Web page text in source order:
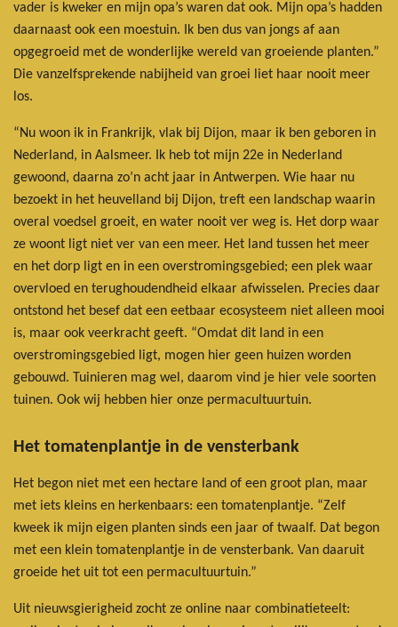
vader is kweker en mijn opa’s waren dat ook. Mijn opa’s hadden
daarnaast ook een moestuin. Ik ben dus van jongs af aan
opgegroeid met de wonderlijke wereld van groeiende planten.”
Die vanzelfsprekende nabijheid van groei liet haar nooit meer
los.
“Nu woon ik in Frankrijk, vlak bij Dijon, maar ik ben geboren in
Nederland, in Aalsmeer. Ik heb tot mijn 22e in Nederland
gewoond, daarna zo’n acht jaar in Antwerpen. Wie haar nu
bezoekt in het heuvelland bij Dijon, treft een landschap waarin
overal voedsel groeit, en water nooit ver weg is. Het dorp waar
ze woont ligt niet ver van een meer. Het land tussen het meer
en het dorp ligt en in een overstromingsgebied; een plek waar
overvloed en terughoudendheid elkaar afwisselen. Precies daar
ontstond het besef dat een eetbaar ecosysteem niet alleen mooi
is, maar ook veerkracht geeft. “Omdat dit land in een
overstromingsgebied ligt, mogen hier geen huizen worden
gebouwd. Tuinieren mag wel, daarom vind je hier vele soorten
tuinen. Ook wij hebben hier onze permacultuurtuin.
Het tomatenplantje in de vensterbank
Het begon niet met een hectare land of een groot plan, maar
met iets kleins en herkenbaars: een tomatenplantje. “Zelf
kweek ik mijn eigen planten sinds een jaar of twaalf. Dat begon
met een klein tomatenplantje in de vensterbank. Van daaruit
groeide het uit tot een permacultuurtuin.”
Uit nieuwsgierigheid zocht ze online naar combinatieteelt: